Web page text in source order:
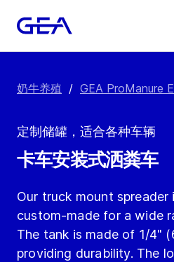
奶牛养殖 / GEA ProManure
定制储罐，适合各种车辆
卡车安装式洒粪车
Our truck mount
custom-made for a wide
The tank is made of 1/4"
providing durability. The